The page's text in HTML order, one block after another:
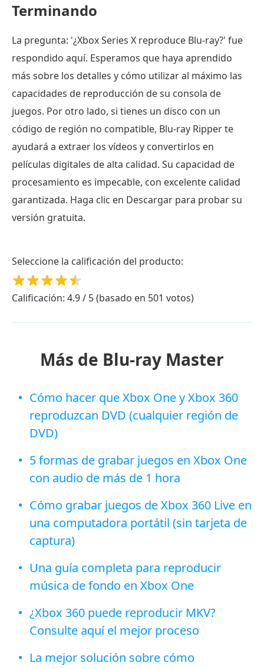
Terminando
La pregunta: '¿Xbox Series X reproduce Blu-ray?' fue
respondido aquí. Esperamos que haya aprendido
más sobre los detalles y cómo utilizar al máximo las
capacidades de reproducción de su consola de
juegos. Por otro lado, si tienes un disco con un
código de región no compatible, Blu-ray Ripper te
ayudará a extraer los vídeos y convertirlos en
películas digitales de alta calidad. Su capacidad de
procesamiento es impecable, con excelente calidad
garantizada. Haga clic en Descargar para probar su
versión gratuita.
Seleccione la calificación del producto:
Calificación: 4.9 / 5 (basado en 501 votos)
Más de Blu-ray Master
Cómo hacer que Xbox One y Xbox 360
reproduzcan DVD (cualquier región de
DVD)
5 formas de grabar juegos en Xbox One
con audio de más de 1 hora
Cómo grabar juegos de Xbox 360 Live en
una computadora portátil (sin tarjeta de
captura)
Una guía completa para reproducir
música de fondo en Xbox One
¿Xbox 360 puede reproducir MKV?
Consulte aquí el mejor proceso
La mejor solución sobre cómo